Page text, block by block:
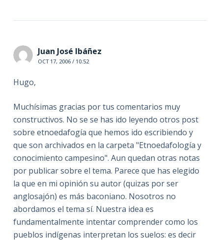
Juan José Ibáñez
OCT 17, 2006 / 10:52
Hugo,
Muchísimas gracias por tus comentarios muy
constructivos. No se se has ido leyendo otros post
sobre etnoedafogía que hemos ido escribiendo y
que son archivados en la carpeta "Etnoedafología y
conocimiento campesino". Aun quedan otras notas
por publicar sobre el tema. Parece que has elegido
la que en mi opinión su autor (quizas por ser
anglosajón) es más baconiano. Nosotros no
abordamos el tema sí. Nuestra idea es
fundamentalmente intentar comprender como los
pueblos indígenas interpretan los suelos: es decir